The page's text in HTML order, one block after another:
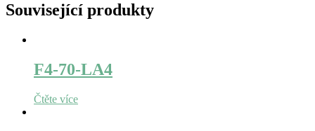
Související produkty
F4-70-LA4
Čtěte více